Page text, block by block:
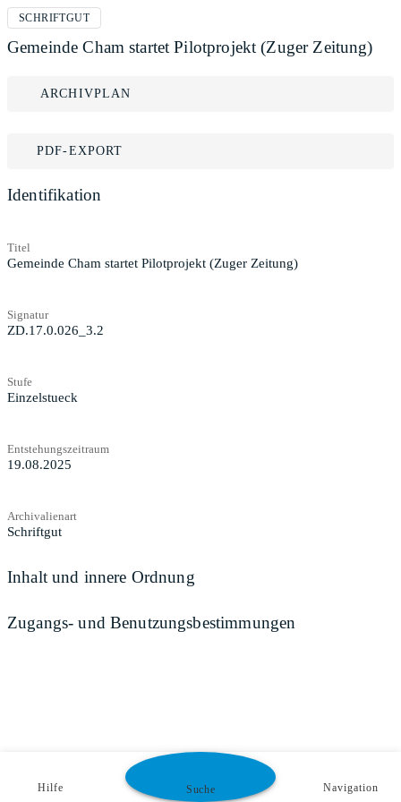
SCHRIFTGUT
Gemeinde Cham startet Pilotprojekt (Zuger Zeitung)
ARCHIVPLAN
PDF-EXPORT
Identifikation
Titel
Gemeinde Cham startet Pilotprojekt (Zuger Zeitung)
Signatur
ZD.17.0.026_3.2
Stufe
Einzelstueck
Entstehungszeitraum
19.08.2025
Archivalienart
Schriftgut
Inhalt und innere Ordnung
Zugangs- und Benutzungsbestimmungen
Hilfe Suche Navigation